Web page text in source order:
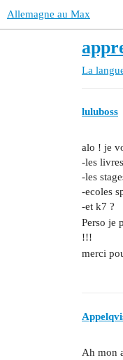
Allemagne au Max
La
luluboss
alo ! je
-les
-les
-ecoles
-et k7 ?
Perso je
!!!
merci
Ah mon